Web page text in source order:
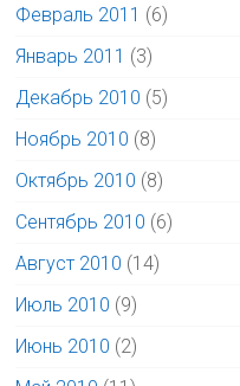
Февраль 2011 (6)
Январь 2011 (3)
Декабрь 2010 (5)
Ноябрь 2010 (8)
Октябрь 2010 (8)
Сентябрь 2010 (6)
Август 2010 (14)
Июль 2010 (9)
Июнь 2010 (2)